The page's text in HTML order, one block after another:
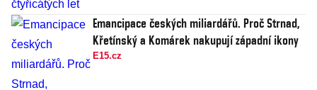
Emancipace českých miliardářů. Proč Strnad,
Křetínský a Komárek nakupují západní ikony
E15.cz